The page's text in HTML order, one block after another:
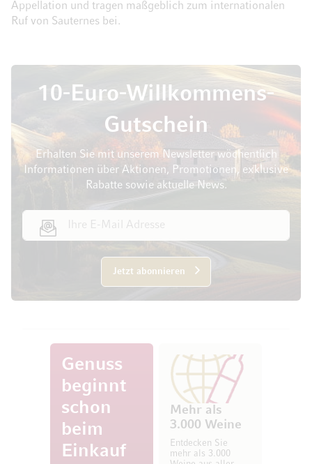
Appellation und tragen maßgeblich zum internationalen
Ruf von Sauternes bei.
10-Euro-Willkommens-
Gutschein
Erhalten Sie mit unserem Newsletter wöchentlich
Informationen über Aktionen, Promotionen, exklusive
Rabatte sowie aktuelle News.
Jetzt abonnieren
Genuss
beginnt
schon
beim
Einkauf
Mehr als
3.000 Weine
Entdecken Sie
mehr als 3.000